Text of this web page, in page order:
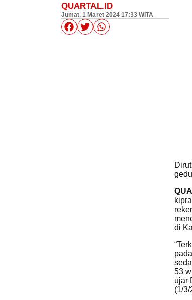
QUARTAL.ID
Jumat, 1 Maret 2024 17:33 WITA
di
53
ujar
(1/3/